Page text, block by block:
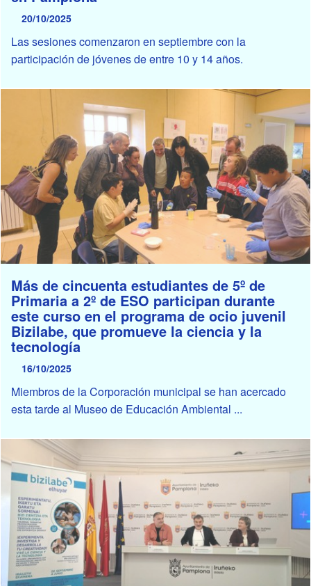
20/10/2025
Las sesiones comenzaron en septiembre con la
participación de jóvenes de entre 10 y 14 años.
Más de cincuenta estudiantes de 5º de
Primaria a 2º de ESO participan durante
este curso en el programa de ocio juvenil
Bizilabe, que promueve la ciencia y la
tecnología
16/10/2025
Miembros de la Corporación municipal se han acercado
esta tarde al Museo de Educación Ambiental ...